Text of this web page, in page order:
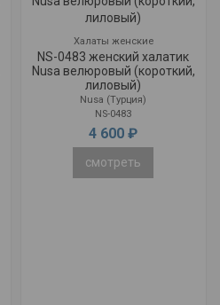
Халаты женские
NS-0483 женский халатик
Nusa велюровый (короткий,
лиловый)
Nusa (Турция)
NS-0483
4 600 ₽
смотреть